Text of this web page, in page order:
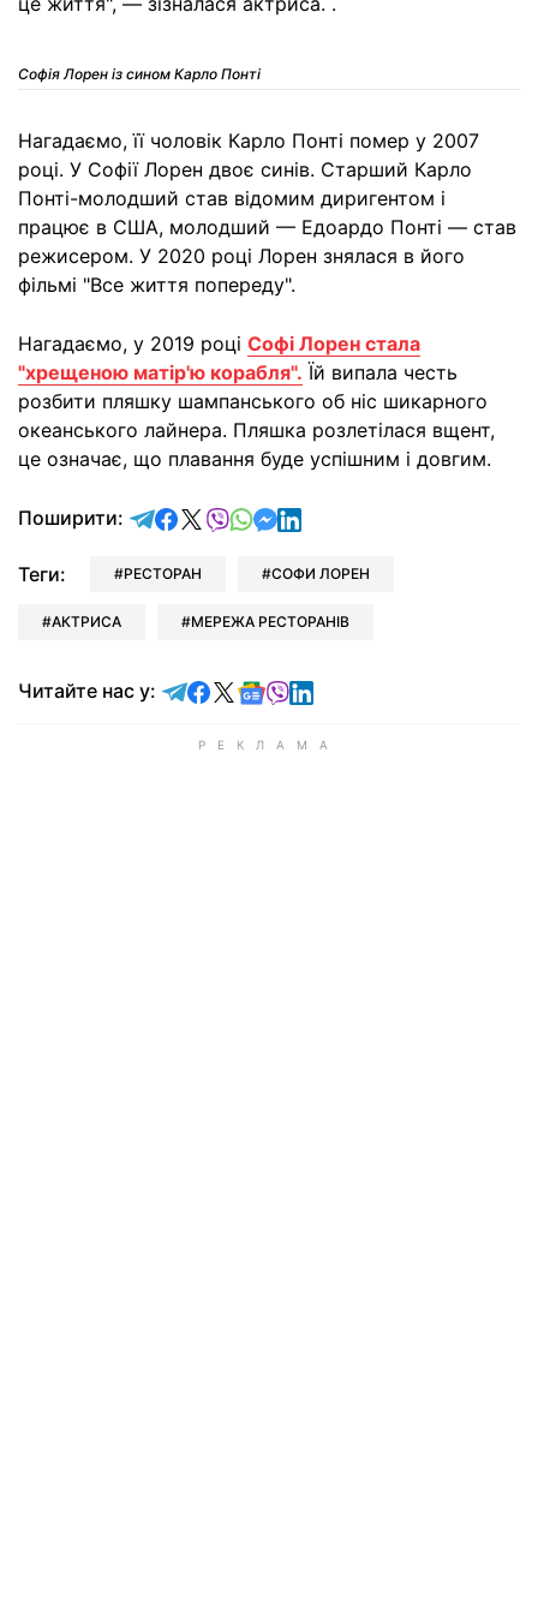
Софія Лорен із сином Карло Понті
Нагадаємо, її чоловік Карло Понті помер у 2007
році. У Софії Лорен двоє синів. Старший Карло
Понті-молодший став відомим диригентом і
працює в США, молодший — Едоардо Понті — став
режисером. У 2020 році Лорен знялася в його
фільмі "Все життя попереду".
Нагадаємо, у 2019 році Софі Лорен стала
"хрещеною матір'ю корабля". Їй випала честь
розбити пляшку шампанського об ніс шикарного
океанського лайнера. Пляшка розлетілася вщент,
це означає, що плавання буде успішним і довгим.
Поширити: відправити у Telegram
поділитись у Facebook
поділитись у X
відправити у Viber
відправити у Whatsapp
відправити у Messenger
відправити у LinkedIn
Теги: РЕСТОРАН СОФИ ЛОРЕН
АКТРИСА МЕРЕЖА РЕСТОРАНІВ
Читайте нас у: Читайте у Telegram
Читайте у Facebook
Читайте у X
Читайте у Google news
Читайте у Viber
Читайте у LinkedIn